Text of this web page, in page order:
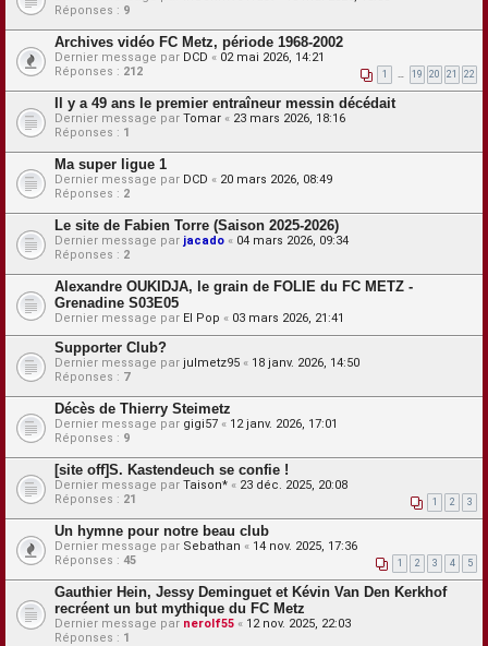
Réponses : 9
Archives vidéo FC Metz, période 1968-2002
Dernier message par DCD « 02 mai 2026, 14:21
Réponses : 212 1 … 19 20 21 22
Il y a 49 ans le premier entraîneur messin décédait
Dernier message par Tomar « 23 mars 2026, 18:16
Réponses : 1
Ma super ligue 1
Dernier message par DCD « 20 mars 2026, 08:49
Réponses : 2
Le site de Fabien Torre (Saison 2025-2026)
Dernier message par jacado « 04 mars 2026, 09:34
Réponses : 2
Alexandre OUKIDJA, le grain de FOLIE du FC METZ -
Grenadine S03E05
Dernier message par El Pop « 03 mars 2026, 21:41
Supporter Club?
Dernier message par julmetz95 « 18 janv. 2026, 14:50
Réponses : 7
Décès de Thierry Steimetz
Dernier message par gigi57 « 12 janv. 2026, 17:01
Réponses : 9
[site off]S. Kastendeuch se confie !
Dernier message par Taison* « 23 déc. 2025, 20:08
Réponses : 21 1 2 3
Un hymne pour notre beau club
Dernier message par Sebathan « 14 nov. 2025, 17:36
Réponses : 45 1 2 3 4 5
Gauthier Hein, Jessy Deminguet et Kévin Van Den Kerkhof
recréent un but mythique du FC Metz
Dernier message par nerolf55 « 12 nov. 2025, 22:03
Réponses : 1